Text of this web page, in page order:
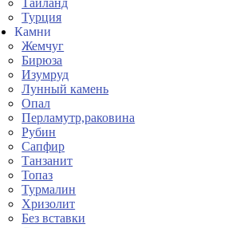
Таиланд
Турция
Камни
Жемчуг
Бирюза
Изумруд
Лунный камень
Опал
Перламутр,раковина
Рубин
Сапфир
Танзанит
Топаз
Турмалин
Хризолит
Без вставки